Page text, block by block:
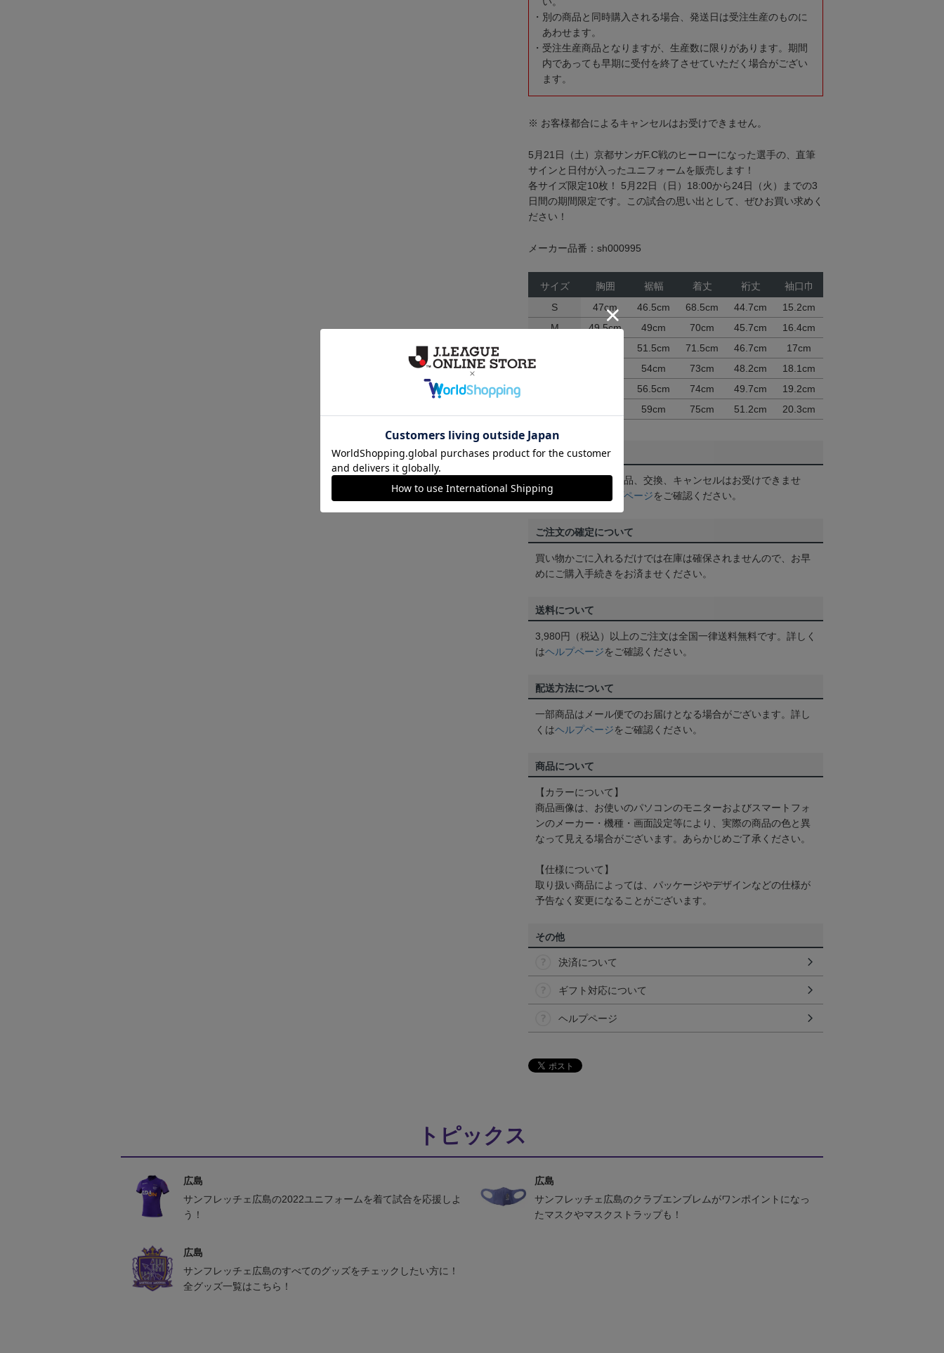
別の商品と同時購入される場合、発送日は受注生産のものに
あわせます。
受注生産商品となりますが、生産数に限りがあります。期間
内であっても早期に受付を終了させていただく場合がござい
ます。
※ お客様都合によるキャンセルはお受けできません。
5月21日（土）京都サンガF.C戦のヒーローになった選手の、直筆
サインと日付が入ったユニフォームを販売します！
各サイズ限定10枚！ 5月22日（日）18:00から24日（火）までの3
日間の期間限定です。この試合の思い出として、ぜひお買い求めく
ださい！
メーカー品番：sh000995
サイズ 胸囲 裾幅 着丈 裄丈
袖口巾
S
47cm 46.5cm 68.5cm 44.7cm
15.2cm
M
49.5cm 49cm 70cm 45.7cm
16.4cm
51.5cm 71.5cm 46.7cm
17cm
54cm 73cm 48.2cm
18.1cm
56.5cm 74cm 49.7cm
19.2cm
59cm 75cm 51.2cm 20.3cm
返品・交換について
お客様都合による返品、交換、キャンセルはお受けできませ
ん。詳しくは
ヘルプページをご確認ください。
ご注文の確定について
買い物かごに入れるだけでは在庫は確保されませんので、お早
めにご購入手続きをお済ませください。
送料について
3,980円（税込）以上のご注文は全国一律送料無料です。詳しく
はヘルプページをご確認ください。
配送方法について
一部商品はメール便でのお届けとなる場合がございます。詳し
くはヘルプページをご確認ください。
商品について
【カラーについて】
商品画像は、お使いのパソコンのモニターおよびスマートフォ
ンのメーカー・機種・画面設定等により、実際の商品の色と異
なって見える場合がございます。あらかじめご了承ください。
【仕様について】
取り扱い商品によっては、パッケージやデザインなどの仕様が
予告なく変更になることがございます。
その他
決済について
ギフト対応について
ヘルプページ
トピックス
広島
サンフレッチェ広島の2022ユニフォームを着て試合を応援しよ
う！
広島
サンフレッチェ広島のクラブエンブレムがワンポイントになっ
たマスクやマスクストラップも！
広島
サンフレッチェ広島のすべてのグッズをチェックしたい方に！
全グッズ一覧はこちら！